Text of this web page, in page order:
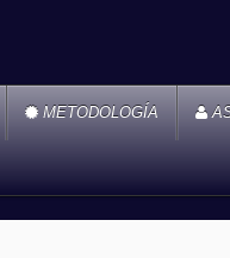
METODOLOGÍA